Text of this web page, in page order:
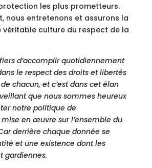
les plus prometteurs.
nous entretenons et assurons la
véritable culture du respect de la
d’accomplir quotidiennement
le respect des droits et libertés
chacun, et c’est dans cet élan
que nous sommes heureux
notre politique de
en œuvre sur l’ensemble du
derrière chaque donnée se
et une existence dont les
gardiennes.